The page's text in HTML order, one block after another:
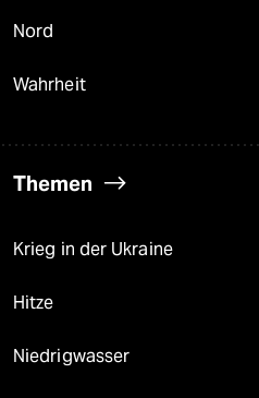
Nord
Wahrheit
Themen
Krieg in der Ukraine
Hitze
Niedrigwasser